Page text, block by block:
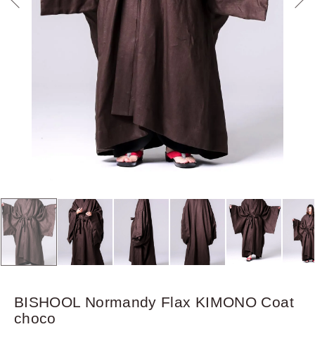
BISHOOL Normandy Flax KIMONO Coat
choco